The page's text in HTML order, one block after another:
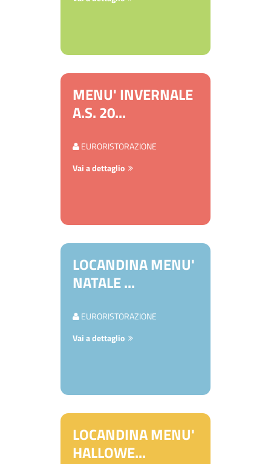
MENU' INVERNALE
A.S. 20...
EURORISTORAZIONE
Vai a dettaglio
LOCANDINA MENU'
NATALE ...
EURORISTORAZIONE
Vai a dettaglio
LOCANDINA MENU'
HALLOWE...